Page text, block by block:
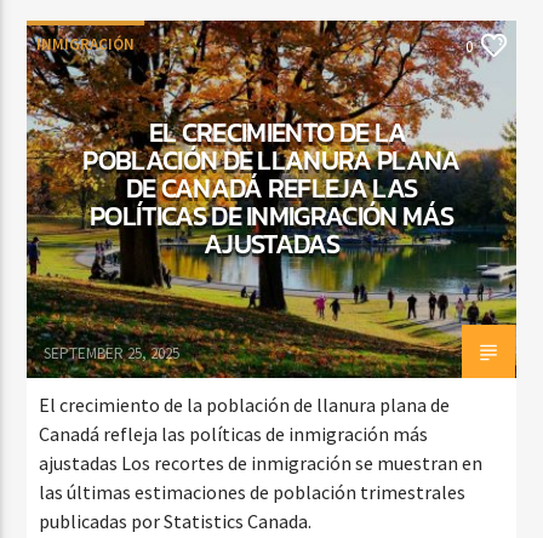
INMIGRACIÓN 0
EL CRECIMIENTO DE LA
POBLACIÓN DE LLANURA PLANA
DE CANADÁ REFLEJA LAS
POLÍTICAS DE INMIGRACIÓN MÁS
AJUSTADAS
SEPTEMBER 25, 2025
El crecimiento de la población de llanura plana de
Canadá refleja las políticas de inmigración más
ajustadas Los recortes de inmigración se muestran en
las últimas estimaciones de población trimestrales
publicadas por Statistics Canada.